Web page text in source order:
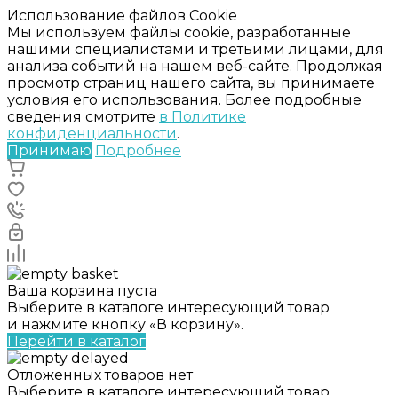
Использование файлов Cookie
Мы используем файлы cookie, разработанные
нашими специалистами и третьими лицами, для
анализа событий на нашем веб-сайте. Продолжая
просмотр страниц нашего сайта, вы принимаете
условия его использования. Более подробные
сведения смотрите в Политике
конфиденциальности.
Принимаю Подробнее
Ваша корзина пуста
Выберите в каталоге интересующий товар
и нажмите кнопку «В корзину».
Перейти в каталог
Отложенных товаров нет